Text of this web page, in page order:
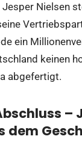
Nielsen
ein
keinen
abgefertigt.
–
dem